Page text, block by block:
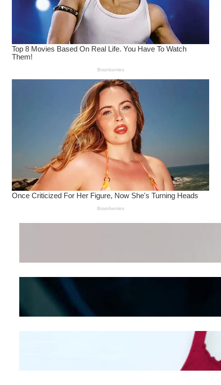
Wanita Pamer Pakaian
Kepribadian
Mengintip Kepribadian
Wanita Dari Warna Bra